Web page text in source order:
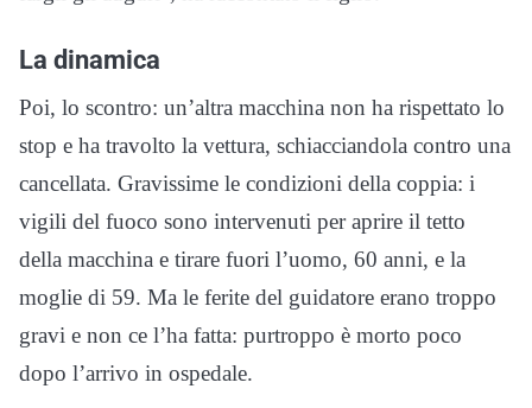
La dinamica
Poi, lo scontro: un’altra macchina non ha rispettato lo
stop e ha travolto la vettura, schiacciandola contro una
cancellata. Gravissime le condizioni della coppia: i
vigili del fuoco sono intervenuti per aprire il tetto
della macchina e tirare fuori l’uomo, 60 anni, e la
moglie di 59. Ma le ferite del guidatore erano troppo
gravi e non ce l’ha fatta: purtroppo è morto poco
dopo l’arrivo in ospedale.